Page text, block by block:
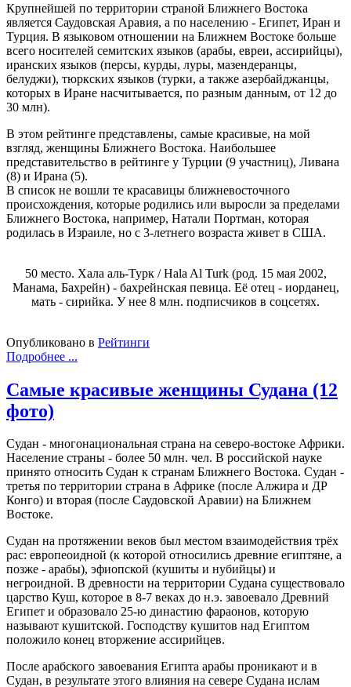
Крупнейшей по территории страной Ближнего Востока
является Саудовская Аравия, а по населению - Египет, Иран и
Турция. В языковом отношении на Ближнем Востоке больше
всего носителей семитских языков (арабы, евреи, ассирийцы),
иранских языков (персы, курды, луры, мазендеранцы,
белуджи), тюркских языков (турки, а также азербайджанцы,
которых в Иране насчитывается, по разным данным, от 12 до
30 млн).
В этом рейтинге представлены, самые красивые, на мой
взгляд, женщины Ближнего Востока. Наибольшее
представительство в рейтинге у Турции (9 участниц), Ливана
(8) и Ирана (5).
В список не вошли те красавицы ближневосточного
происхождения, которые родились или выросли за пределами
Ближнего Востока, например, Натали Портман, которая
родилась в Израиле, но с 3-летнего возраста живет в США.
50 место. Хала аль-Турк / Hala Al Turk (род. 15 мая 2002,
Манама, Бахрейн) - бахрейнская певица. Её отец - иорданец,
мать - сирийка. У нее 8 млн. подписчиков в соцсетях.
Опубликовано в Рейтинги
Подробнее ...
Самые красивые женщины Судана (12
фото)
Судан - многонациональная страна на северо-востоке Африки.
Население страны - более 50 млн. чел. В российской науке
принято относить Судан к странам Ближнего Востока. Судан -
третья по территории страна в Африке (после Алжира и ДР
Конго) и вторая (после Саудовской Аравии) на Ближнем
Востоке.
Судан на протяжении веков был местом взаимодействия трёх
рас: европеоидной (к которой относились древние египтяне, а
позже - арабы), эфиопской (кушиты и нубийцы) и
негроидной. В древности на территории Судана существовало
царство Куш, которое в 8-7 веках до н.э. завоевало Древний
Египет и образовало 25-ю династию фараонов, которую
называют кушитской. Господству кушитов над Египтом
положило конец вторжение ассирийцев.
После арабского завоевания Египта арабы проникают и в
Судан, в результате этого влияния на севере Судана ислам